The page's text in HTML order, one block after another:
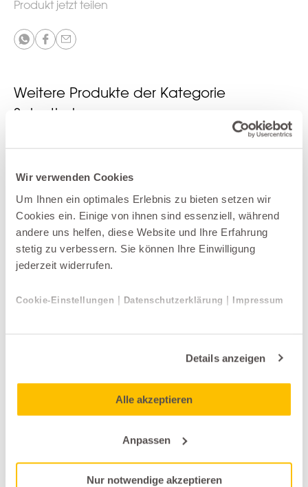
Wir verwenden Cookies
Um Ihnen ein optimales Erlebnis zu bieten setzen wir
Cookies ein. Einige von ihnen sind essenziell, während
andere uns helfen, diese Website und Ihre Erfahrung
stetig zu verbessern. Sie können Ihre Einwilligung
jederzeit widerrufen.
Cookie-Einstellungen | Datenschutzerklärung | Impressum
Details anzeigen
Alle akzeptieren
Anpassen
Nur notwendige akzeptieren
Produkt jetzt teilen
Weitere Produkte der Kategorie
Salontische
Weitere Produkte der Marke Ronald